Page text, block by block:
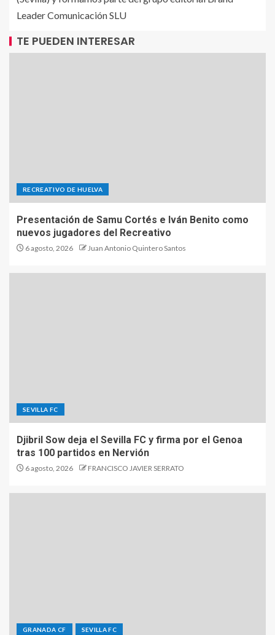
Leader Comunicación SLU
TE PUEDEN INTERESAR
RECREATIVO DE HUELVA
Presentación de Samu Cortés e Iván Benito como
nuevos jugadores del Recreativo
6 agosto, 2026 Juan Antonio Quintero Santos
SEVILLA FC
Djibril Sow deja el Sevilla FC y firma por el Genoa
tras 100 partidos en Nervión
6 agosto, 2026 FRANCISCO JAVIER SERRATO
GRANADA CF SEVILLA FC